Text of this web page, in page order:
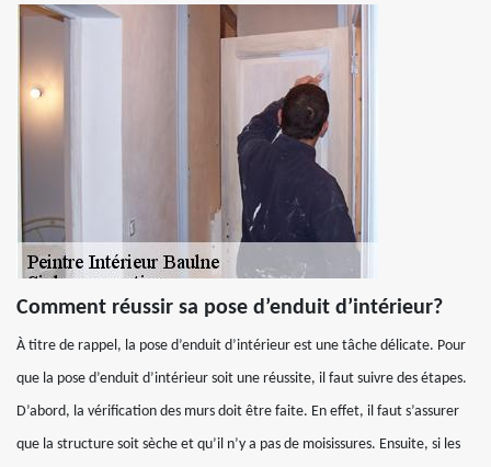
Comment réussir sa pose d’enduit d’intérieur?
À titre de rappel, la pose d’enduit d’intérieur est une tâche délicate. Pour
que la pose d’enduit d’intérieur soit une réussite, il faut suivre des étapes.
D’abord, la vérification des murs doit être faite. En effet, il faut s’assurer
que la structure soit sèche et qu’il n’y a pas de moisissures. Ensuite, si les